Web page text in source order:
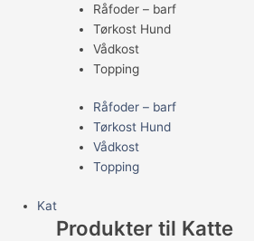
Råfoder – barf
Tørkost Hund
Vådkost
Topping
Råfoder – barf
Tørkost Hund
Vådkost
Topping
Kat
Produkter til Katte